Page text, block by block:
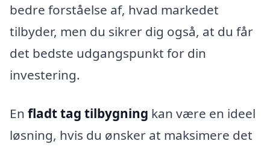
bedre forståelse af, hvad markedet
tilbyder, men du sikrer dig også, at du får
det bedste udgangspunkt for din
investering.
En fladt tag tilbygning kan være en ideel
løsning, hvis du ønsker at maksimere det